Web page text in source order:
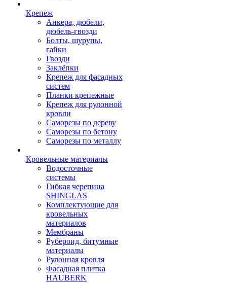
Крепеж
Анкера, дюбели,
дюбель-гвозди
Болты, шурупы,
гайки
Гвозди
Заклёпки
Крепеж для фасадных
систем
Планки крепежные
Крепеж для рулонной
кровли
Саморезы по дереву
Саморезы по бетону
Саморезы по металлу
Кровельные материалы
Водосточные
системы
Гибкая черепица
SHINGLAS
Комплектующие для
кровельных
материалов
Мембраны
Рубероид, битумные
материалы
Рулонная кровля
Фасадная плитка
HAUBERK